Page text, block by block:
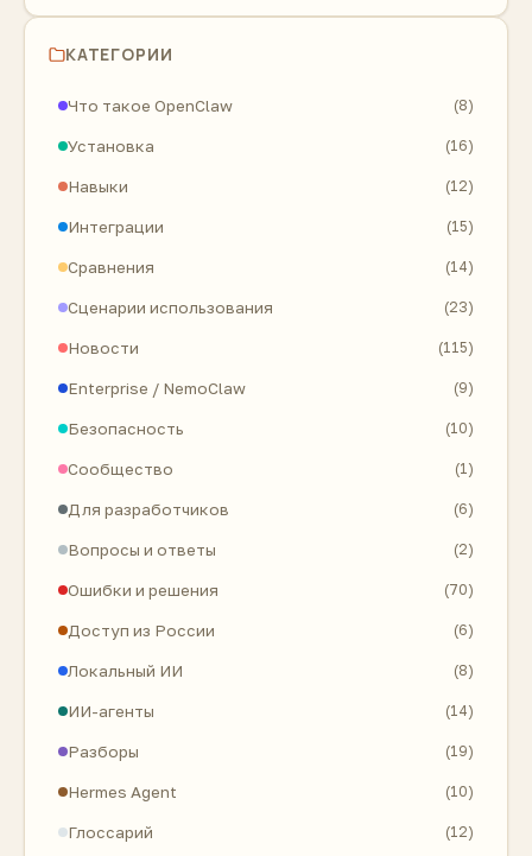
КАТЕГОРИИ
Что такое OpenClaw (8)
Установка (16)
Навыки (12)
Интеграции (15)
Сравнения (14)
Сценарии использования (23)
Новости (115)
Enterprise / NemoClaw (9)
Безопасность (10)
Сообщество (1)
Для разработчиков (6)
Вопросы и ответы (2)
Ошибки и решения (70)
Доступ из России (6)
Локальный ИИ (8)
ИИ-агенты (14)
Разборы (19)
Hermes Agent (10)
Глоссарий (12)